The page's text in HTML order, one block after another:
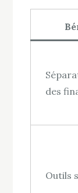
des
Outils